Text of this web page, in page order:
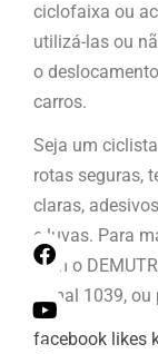
ciclofaixa ou
utilizá-las ou
o
carros.
Seja um
rotas seguras,
claras,
e luvas. Para
com o
ramal 1039,
facebook likes